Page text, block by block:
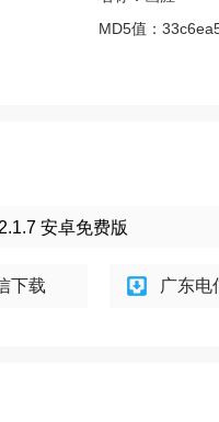
MD5值：
安卓免费版
下载 广东电